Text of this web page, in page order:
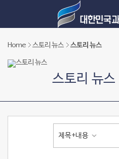
Home 스토리 뉴스 스토리 뉴스
스토리 뉴스
제목+내용